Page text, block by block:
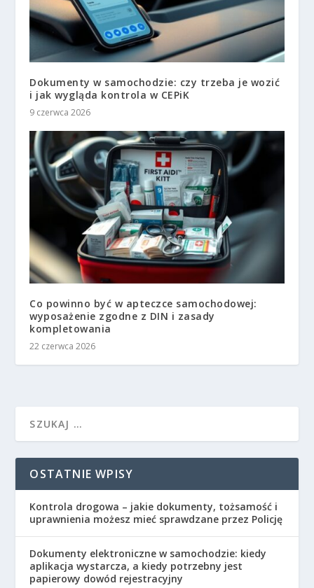
Dokumenty w samochodzie: czy trzeba je wozić
i jak wygląda kontrola w CEPiK
9 czerwca 2026
Co powinno być w apteczce samochodowej:
wyposażenie zgodne z DIN i zasady
kompletowania
22 czerwca 2026
OSTATNIE WPISY
Kontrola drogowa – jakie dokumenty, tożsamość i
uprawnienia możesz mieć sprawdzane przez Policję
Dokumenty elektroniczne w samochodzie: kiedy
aplikacja wystarcza, a kiedy potrzebny jest
papierowy dowód rejestracyjny